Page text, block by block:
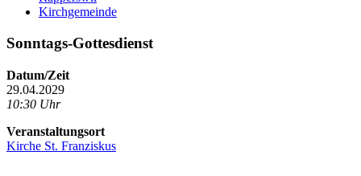
Kirchgemeinde
Sonntags-Gottesdienst
Datum/Zeit
29.04.2029
10:30 Uhr
Veranstaltungsort
Kirche St. Franziskus